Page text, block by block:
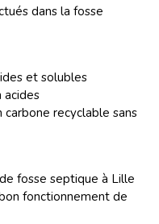
dans la fosse
et solubles
acides
carbone recyclable sans
fosse septique à Lille
fonctionnement de